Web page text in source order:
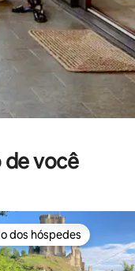
de você
preferidos dos
dos hóspedes